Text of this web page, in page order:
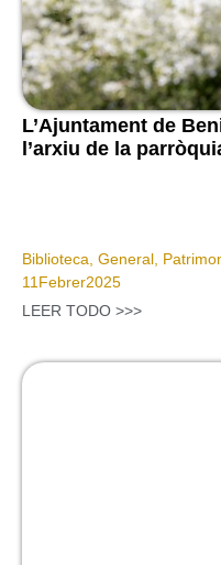
L’Ajuntament de
l’arxiu de la
Biblioteca General
11 Febrer2025
LEER TODO >>>